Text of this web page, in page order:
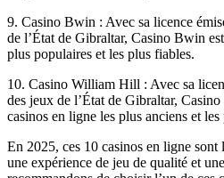
9. Casino Bwin : Avec sa licence
de l’État de Gibraltar, Casino Bwin
plus populaires et les plus fiables.
10. Casino William Hill : Avec sa
des jeux de l’État de Gibraltar,
casinos en ligne les plus anciens et les
En 2025, ces 10 casinos en ligne
une expérience de jeu de qualité et